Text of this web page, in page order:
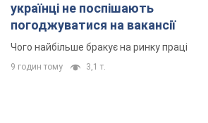
українці не поспішають
погоджуватися на вакансії
Чого найбільше бракує на ринку праці
9 годин тому 3,1 т.